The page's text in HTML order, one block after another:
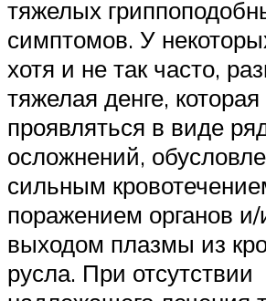
тяжелых
симптомов. У
хотя и не так часто,
тяжелая денге,
проявляться в виде
осложнений,
сильным
поражением органов
выходом плазмы из
русла. При отсутствии